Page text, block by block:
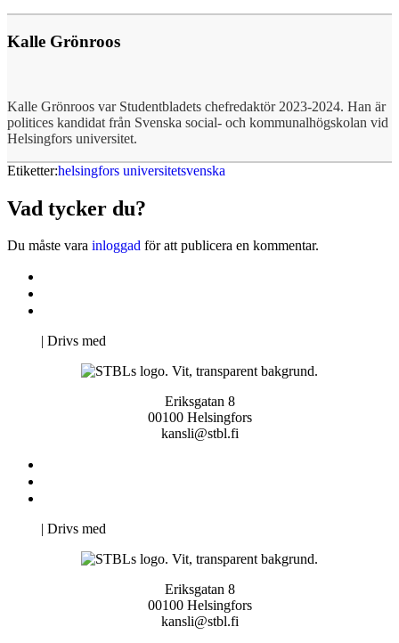
Kalle Grönroos
Kalle Grönroos var Studentbladets chefredaktör 2023-2024. Han är
politices kandidat från Svenska social- och kommunalhögskolan vid
Helsingfors universitet.
Etiketter:helsingfors universitetsvenska
Vad tycker du?
Du måste vara inloggad för att publicera en kommentar.
| Drivs med
Eriksgatan 8
00100 Helsingfors
kansli@stbl.fi
| Drivs med
Eriksgatan 8
00100 Helsingfors
kansli@stbl.fi